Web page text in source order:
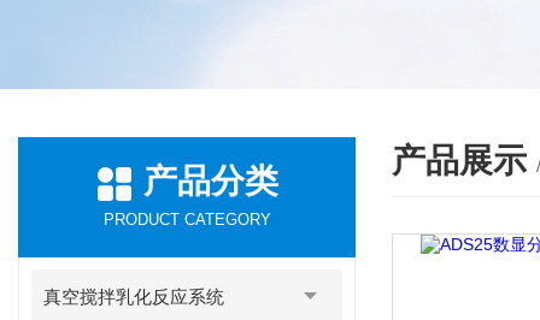
产品分类
PRODUCT CATEGORY
真空搅拌乳化反应系统
产品展示